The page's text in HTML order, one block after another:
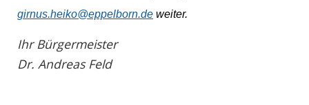
girnus.heiko@eppelborn.de weiter.
Ihr Bürgermeister
Dr. Andreas Feld